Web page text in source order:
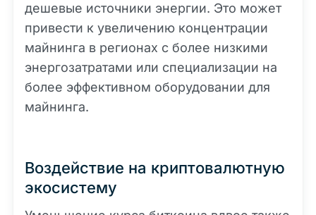
дешевые источники энергии. Это может
привести к увеличению концентрации
майнинга в регионах с более низкими
энергозатратами или специализации на
более эффективном оборудовании для
майнинга.
Воздействие на криптовалютную
экосистему